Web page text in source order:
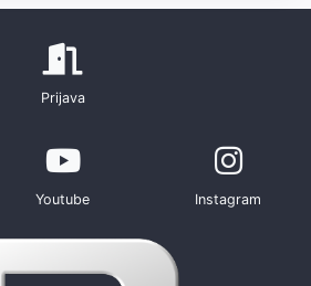
Prijava
Youtube Instagram